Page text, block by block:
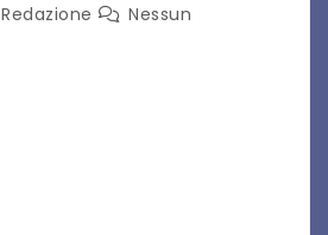
Redazione
Nessun